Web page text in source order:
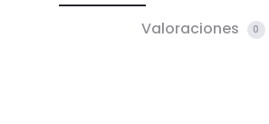
Valoraciones 0